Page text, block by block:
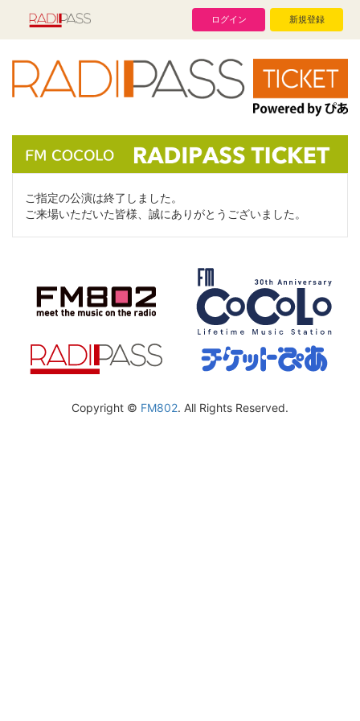
ログイン 新規登録
ご指定の公演は終了しました。
ご来場いただいた皆様、誠にありがとうございました。
Copyright © FM802. All Rights Reserved.